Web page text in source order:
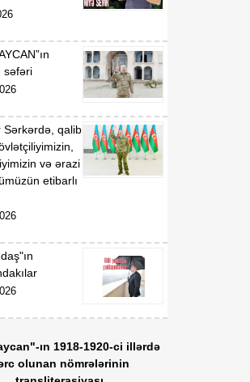
08 Avqust
xarici
əsasında milli
qorunması
07 Avqust
razılaşması
növbəti
18:23
07 Avqust
və Cənubi
sülh
mühüm
07 Avqust
informasiya
hücumlar
18:20
07 Avqust
səfəri
Sərkərdə, qalib
və ərazi
etibarlı
ın 1918-1920-ci illərdə
olunan nömrələrinin